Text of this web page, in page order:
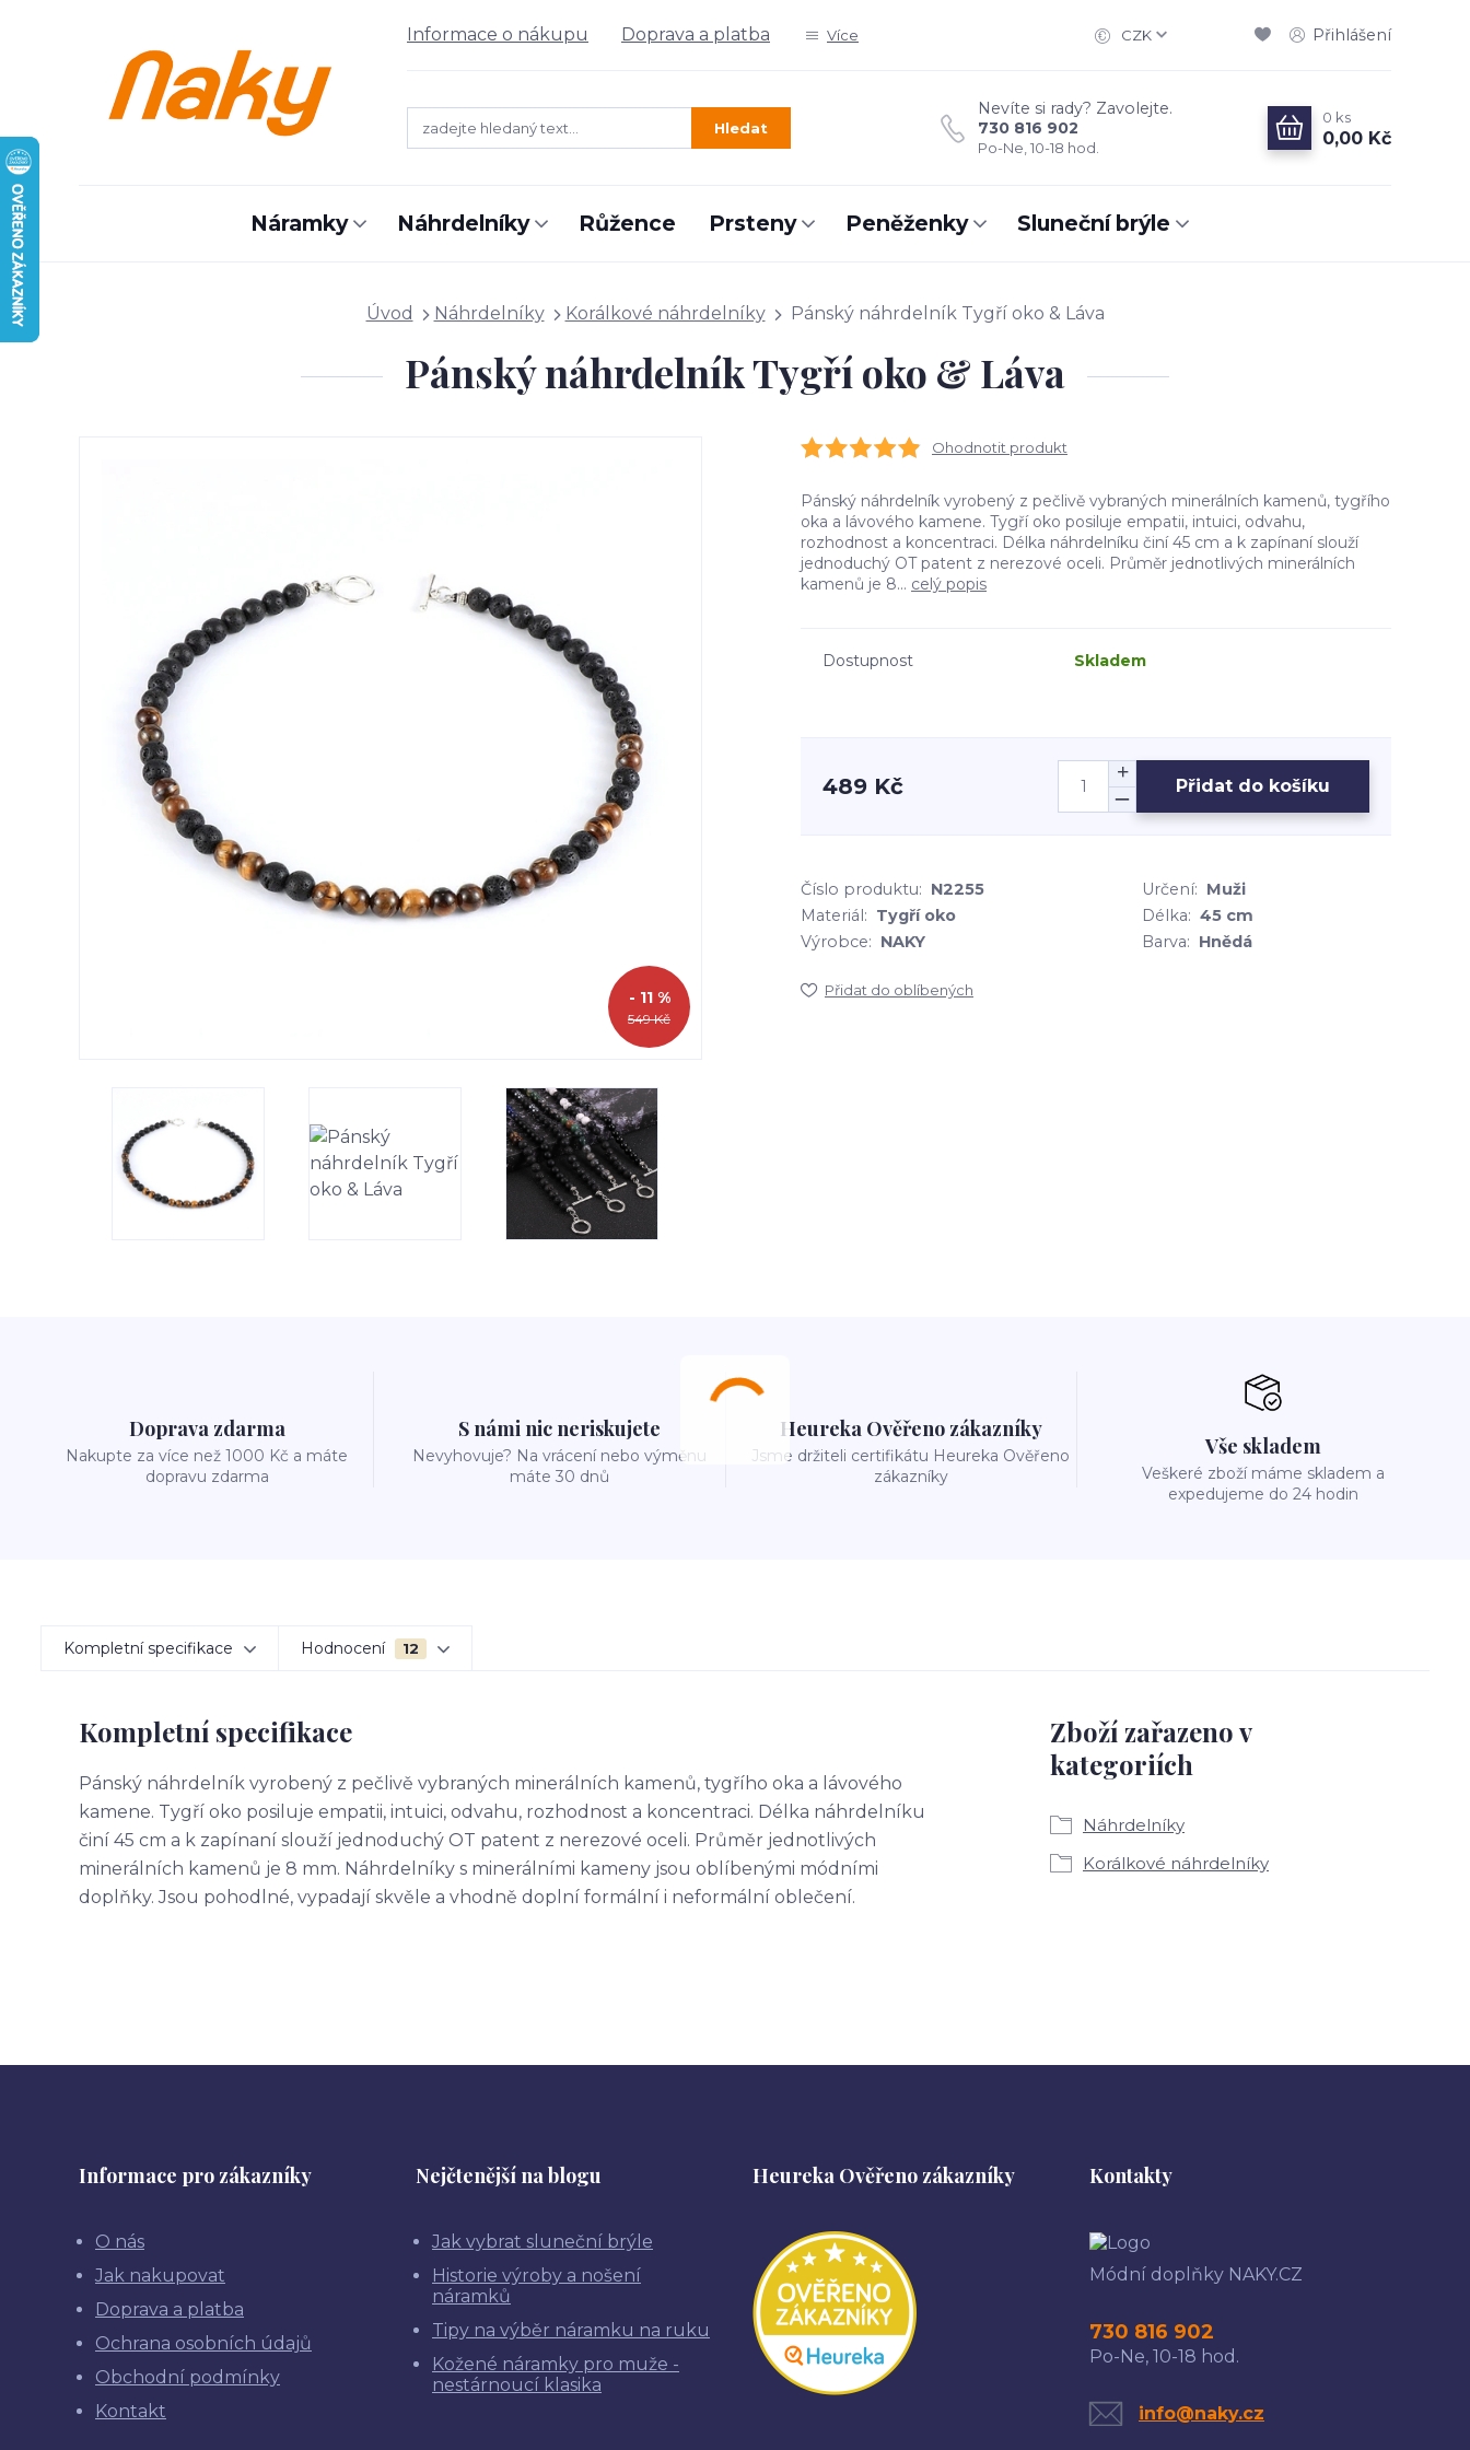
Informace o nákupu Doprava a platba Více CZK Přihlášení
Hledat
Nevíte si rady? Zavolejte.
730 816 902
Po-Ne, 10-18 hod.
0 ks
0,00 Kč
Náramky Náhrdelníky Růžence Prsteny Peněženky Sluneční brýle
Úvod Náhrdelníky Korálkové náhrdelníky Pánský náhrdelník Tygří oko & Láva
Pánský náhrdelník Tygří oko & Láva
549 Kč
- 11 %
Ohodnotit produkt
Pánský náhrdelník vyrobený z pečlivě vybraných minerálních kamenů, tygřího
oka a lávového kamene. Tygří oko posiluje empatii, intuici, odvahu,
rozhodnost a koncentraci. Délka náhrdelníku činí 45 cm a k zapínaní slouží
jednoduchý OT patent z nerezové oceli. Průměr jednotlivých minerálních
kamenů je 8... celý popis
Dostupnost Skladem
489 Kč Přidat do košíku
Číslo produktu: N2255 Určení: Muži
Materiál: Tygří oko Délka: 45 cm
Výrobce: NAKY Barva: Hnědá
Přidat do oblíbených
Doprava zdarma
Nakupte za více než 1000 Kč a máte
dopravu zdarma
S námi nic neriskujete
Nevyhovuje? Na vrácení nebo výměnu
máte 30 dnů
Heureka Ověřeno zákazníky
Jsme držiteli certifikátu Heureka Ověřeno
zákazníky
Vše skladem
Veškeré zboží máme skladem a
expedujeme do 24 hodin
Kompletní specifikace Hodnocení 12
Kompletní specifikace
Pánský náhrdelník vyrobený z pečlivě vybraných minerálních kamenů, tygřího oka a lávového
kamene. Tygří oko posiluje empatii, intuici, odvahu, rozhodnost a koncentraci. Délka náhrdelníku
činí 45 cm a k zapínaní slouží jednoduchý OT patent z nerezové oceli. Průměr jednotlivých
minerálních kamenů je 8 mm. Náhrdelníky s minerálními kameny jsou oblíbenými módními
doplňky. Jsou pohodlné, vypadají skvěle a vhodně doplní formální i neformální oblečení.
Zboží zařazeno v
kategoriích
Náhrdelníky
Korálkové náhrdelníky
Informace pro zákazníky
O nás
Jak nakupovat
Doprava a platba
Ochrana osobních údajů
Obchodní podmínky
Kontakt
Nejčtenější na blogu
Jak vybrat sluneční brýle
Historie výroby a nošení
náramků
Tipy na výběr náramku na ruku
Kožené náramky pro muže -
nestárnoucí klasika
Heureka Ověřeno zákazníky Kontakty
Módní doplňky NAKY.CZ
730 816 902
Po-Ne, 10-18 hod.
info@naky.cz